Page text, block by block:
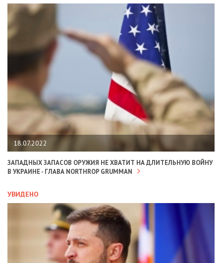
18.07.2022
ЗАПАДНЫХ ЗАПАСОВ ОРУЖИЯ НЕ ХВАТИТ НА ДЛИТЕЛЬНУЮ ВОЙНУ
В УКРАИНЕ - ГЛАВА NORTHROP GRUMMAN
УВИДЕНО